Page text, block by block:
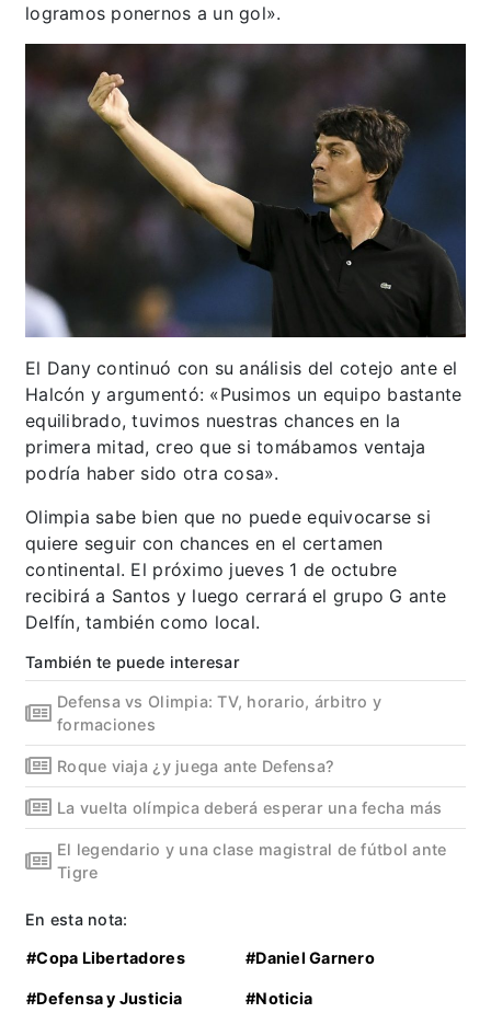
logramos ponernos a un gol».
El Dany continuó con su análisis del cotejo ante el
Halcón y argumentó: «Pusimos un equipo bastante
equilibrado, tuvimos nuestras chances en la
primera mitad, creo que si tomábamos ventaja
podría haber sido otra cosa».
Olimpia sabe bien que no puede equivocarse si
quiere seguir con chances en el certamen
continental. El próximo jueves 1 de octubre
recibirá a Santos y luego cerrará el grupo G ante
Delfín, también como local.
También te puede interesar
Defensa vs Olimpia: TV, horario, árbitro y
formaciones
Roque viaja ¿y juega ante Defensa?
La vuelta olímpica deberá esperar una fecha más
El legendario y una clase magistral de fútbol ante
Tigre
En esta nota:
#Copa Libertadores #Daniel Garnero
#Defensa y Justicia #Noticia